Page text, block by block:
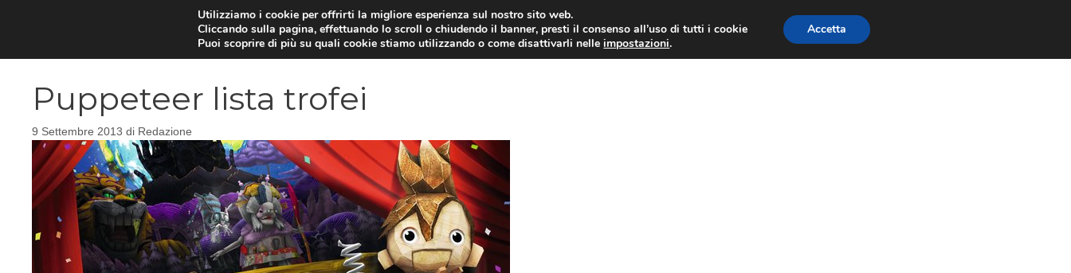
VIDEOGIOCHI NEWS RECENSIONI TRAILER GIOCHI
Puppeteer lista trofei
9 Settembre 2013 di Redazione
Utilizziamo i cookie per offrirti la migliore esperienza sul nostro sito web.
Cliccando sulla pagina, effettuando lo scroll o chiudendo il banner, presti il consenso all’uso di tutti i cookie
Puoi scoprire di più su quali cookie stiamo utilizzando o come disattivarli nelleimpostazioni.
Accetta